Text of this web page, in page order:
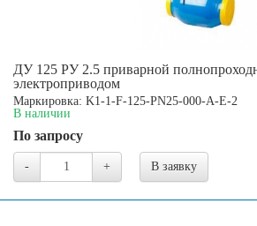
ДУ 125 РУ 2.5 приварной
электроприводом
Маркировка: K1-1-F-125-PN25-000-A-E-2
В наличии
По запросу
- + В заявку